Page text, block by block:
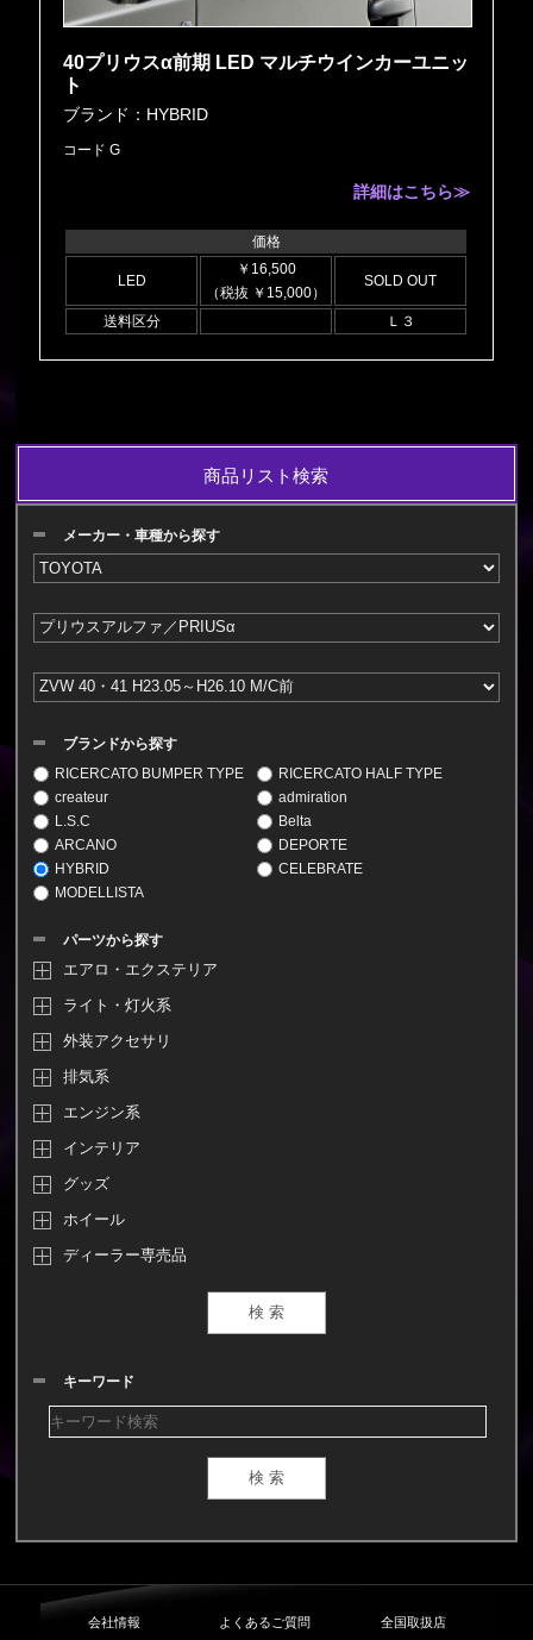
40プリウスα前期 LED マルチウインカーユニッ
ト
ブランド：HYBRID
コード G
詳細はこちら≫
価格
LED
￥16,500
（税抜 ￥15,000）
SOLD OUT
送料区分 Ｌ３
商品リスト検索
メーカー・車種から探す
ブランドから探す
RICERCATO BUMPER TYPE
RICERCATO HALF TYPE
createur
admiration
L.S.C
Belta
ARCANO
DEPORTE
HYBRID
CELEBRATE
MODELLISTA
パーツから探す
エアロ・エクステリア
ライト・灯火系
外装アクセサリ
排気系
エンジン系
インテリア
グッズ
ホイール
ディーラー専売品
キーワード
会社情報 よくあるご質問 全国取扱店